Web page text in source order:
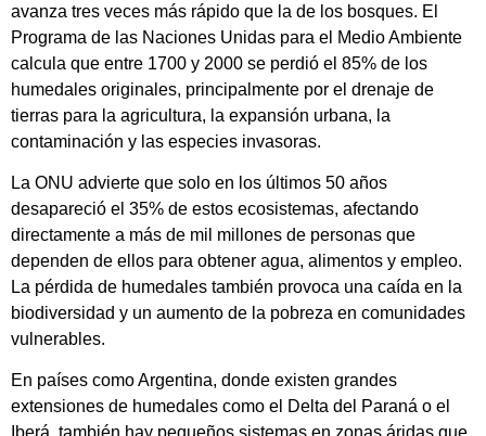
avanza tres veces más rápido que la de los bosques. El
Programa de las Naciones Unidas para el Medio Ambiente
calcula que entre 1700 y 2000 se perdió el 85% de los
humedales originales, principalmente por el drenaje de
tierras para la agricultura, la expansión urbana, la
contaminación y las especies invasoras.
La ONU advierte que solo en los últimos 50 años
desapareció el 35% de estos ecosistemas, afectando
directamente a más de mil millones de personas que
dependen de ellos para obtener agua, alimentos y empleo.
La pérdida de humedales también provoca una caída en la
biodiversidad y un aumento de la pobreza en comunidades
vulnerables.
En países como Argentina, donde existen grandes
extensiones de humedales como el Delta del Paraná o el